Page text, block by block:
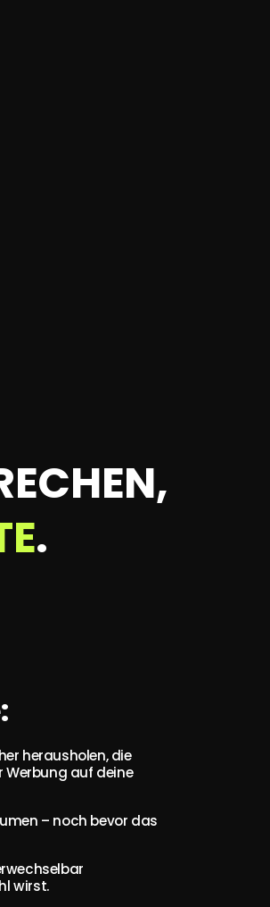
.
herausholen, die
Werbung auf deine
– noch bevor das
wirst.